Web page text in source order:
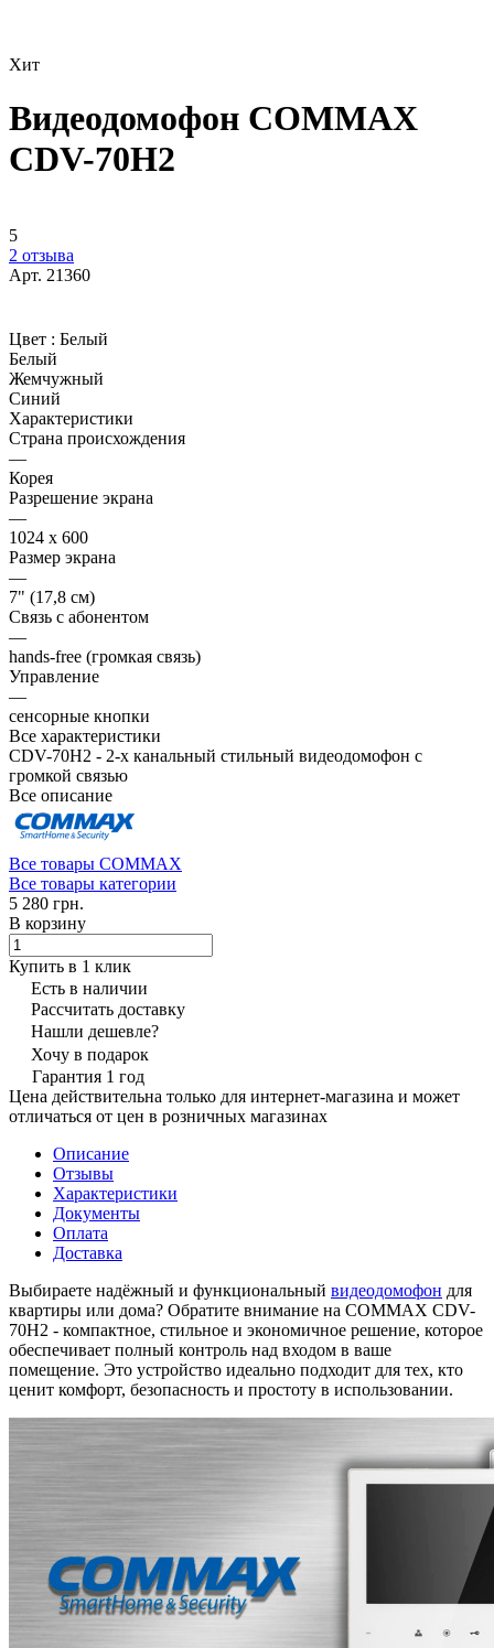
Хит
Видеодомофон COMMAX
CDV-70H2
5
2 отзыва
Арт. 21360
Цвет : Белый
Белый
Жемчужный
Синий
Характеристики
Страна происхождения
—
Корея
Разрешение экрана
—
1024 x 600
Размер экрана
—
7" (17,8 см)
Связь с абонентом
—
hands-free (громкая связь)
Управление
—
сенсорные кнопки
Все характеристики
CDV-70H2 - 2-х канальный стильный видеодомофон с
громкой связью
Все описание
Все товары COMMAX
Все товары категории
5 280 грн.
В корзину
Купить в 1 клик
Есть в наличии
Рассчитать доставку
Нашли дешевле?
Хочу в подарок
Гарантия 1 год
Цена действительна только для интернет-магазина и может
отличаться от цен в розничных магазинах
Описание
Отзывы
Характеристики
Документы
Оплата
Доставка
Выбираете надёжный и функциональный видеодомофон для
квартиры или дома? Обратите внимание на COMMAX CDV-
70H2 - компактное, стильное и экономичное решение, которое
обеспечивает полный контроль над входом в ваше
помещение. Это устройство идеально подходит для тех, кто
ценит комфорт, безопасность и простоту в использовании.